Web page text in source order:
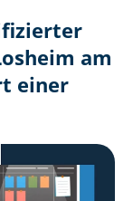
am
einer